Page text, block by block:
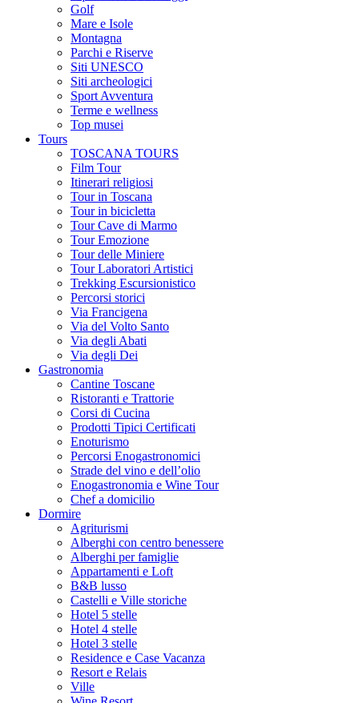
Golf
Mare e Isole
Montagna
Parchi e Riserve
Siti UNESCO
Siti archeologici
Sport Avventura
Terme e wellness
Top musei
Tours
TOSCANA TOURS
Film Tour
Itinerari religiosi
Tour in Toscana
Tour in bicicletta
Tour Cave di Marmo
Tour Emozione
Tour delle Miniere
Tour Laboratori Artistici
Trekking Escursionistico
Percorsi storici
Via Francigena
Via del Volto Santo
Via degli Abati
Via degli Dei
Gastronomia
Cantine Toscane
Ristoranti e Trattorie
Corsi di Cucina
Prodotti Tipici Certificati
Enoturismo
Percorsi Enogastronomici
Strade del vino e dell’olio
Enogastronomia e Wine Tour
Chef a domicilio
Dormire
Agriturismi
Alberghi con centro benessere
Alberghi per famiglie
Appartamenti e Loft
B&B lusso
Castelli e Ville storiche
Hotel 5 stelle
Hotel 4 stelle
Hotel 3 stelle
Residence e Case Vacanza
Resort e Relais
Ville